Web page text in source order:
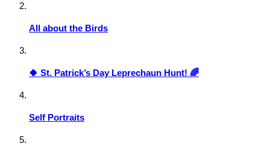
All about the Birds
🍀 St. Patrick’s Day Leprechaun Hunt! 🌈
Self Portraits